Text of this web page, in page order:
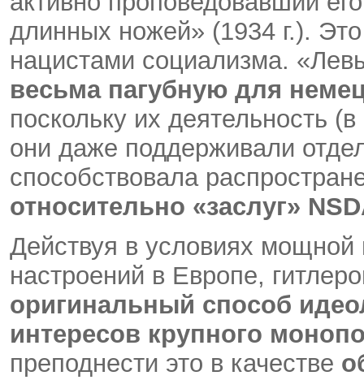
длинных ножей» (1934 г.).
нацистами социализма.
весьма пагубную для
поскольку их деятельность
они даже поддерживали
способствовала
относительно «заслуг»
Действуя в условиях мощной
настроений в Европе,
оригинальный способ
интересов крупного
преподнести это в качестве